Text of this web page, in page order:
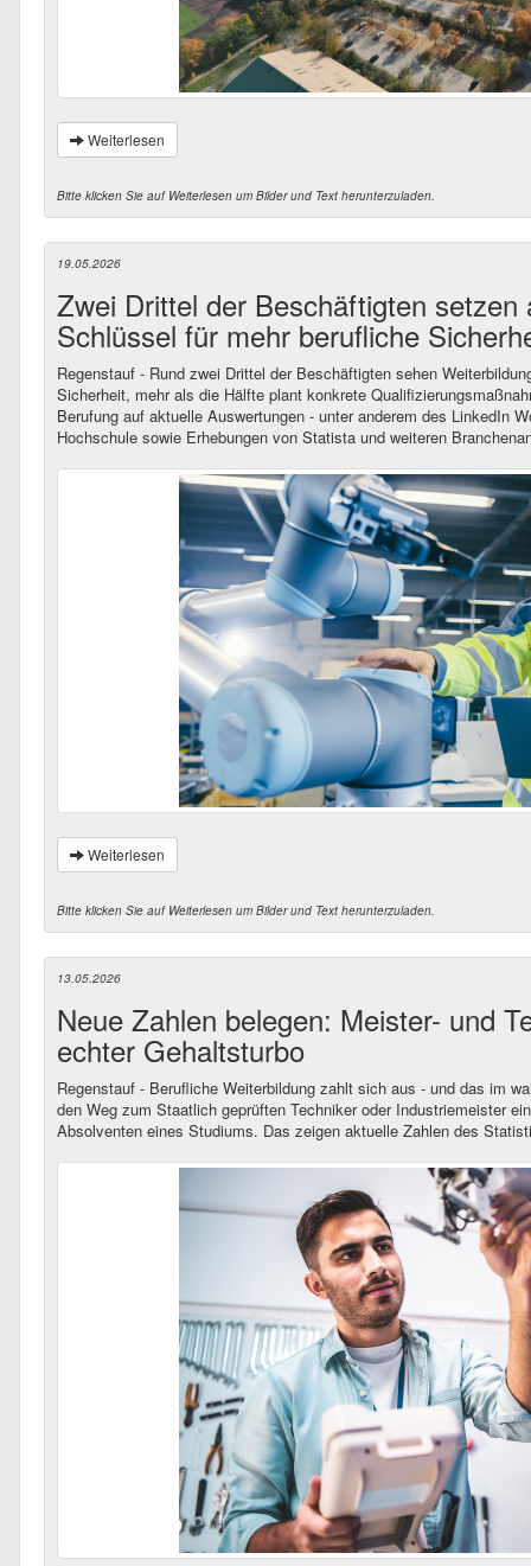
Weiterlesen
Bitte klicken Sie auf Weiterlesen um Bilder und Text herunterzuladen.
19.05.2026
Zwei Drittel der Beschäftigten setzen
Schlüssel für mehr berufliche
Regenstauf - Rund zwei Drittel der Beschäftigten sehen
Sicherheit, mehr als die Hälfte plant konkrete
Berufung auf aktuelle Auswertungen - unter anderem des LinkedIn
Hochschule sowie Erhebungen von Statista und weiteren
Weiterlesen
Bitte klicken Sie auf Weiterlesen um Bilder und Text herunterzuladen.
13.05.2026
Neue Zahlen belegen: Meister- und
echter Gehaltsturbo
Regenstauf - Berufliche Weiterbildung zahlt sich aus - und das im
den Weg zum Staatlich geprüften Techniker oder Industriemeister
Absolventen eines Studiums. Das zeigen aktuelle Zahlen des